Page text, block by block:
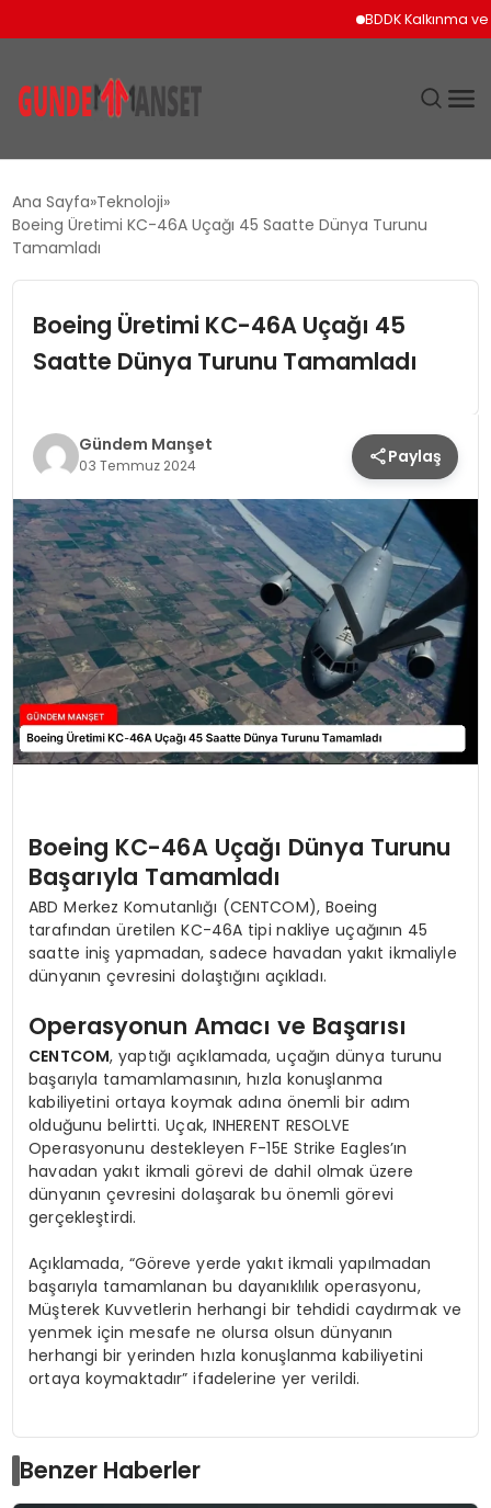
BDDK Kalkınma ve
DÜNYA
SPOR
YAŞAM
Ana Sayfa Teknoloji
Boeing Üretimi KC-46A Uçağı 45 Saatte Dünya Turunu
Tamamladı
Boeing Üretimi KC-46A Uçağı 45
Saatte Dünya Turunu Tamamladı
Gündem Manşet
03 Temmuz 2024 Paylaş
Boeing KC-46A Uçağı Dünya Turunu
Başarıyla Tamamladı
ABD Merkez Komutanlığı (CENTCOM), Boeing
tarafından üretilen KC-46A tipi nakliye uçağının 45
saatte iniş yapmadan, sadece havadan yakıt ikmaliyle
dünyanın çevresini dolaştığını açıkladı.
Operasyonun Amacı ve Başarısı
CENTCOM, yaptığı açıklamada, uçağın dünya turunu
başarıyla tamamlamasının, hızla konuşlanma
kabiliyetini ortaya koymak adına önemli bir adım
olduğunu belirtti. Uçak, INHERENT RESOLVE
Operasyonunu destekleyen F-15E Strike Eagles’ın
havadan yakıt ikmali görevi de dahil olmak üzere
dünyanın çevresini dolaşarak bu önemli görevi
gerçekleştirdi.
Açıklamada, “Göreve yerde yakıt ikmali yapılmadan
başarıyla tamamlanan bu dayanıklılık operasyonu,
Müşterek Kuvvetlerin herhangi bir tehdidi caydırmak ve
yenmek için mesafe ne olursa olsun dünyanın
herhangi bir yerinden hızla konuşlanma kabiliyetini
ortaya koymaktadır” ifadelerine yer verildi.
Benzer Haberler